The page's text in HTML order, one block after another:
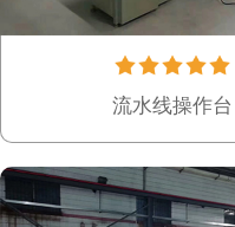
流水线操作台